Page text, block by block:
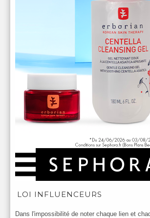
LOI INFLUENCEURS
Dans l'impossibilité de noter chaque lien et